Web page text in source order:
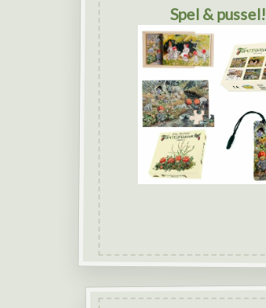
Spel & pussel!